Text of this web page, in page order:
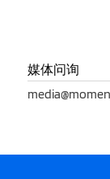
媒体问询